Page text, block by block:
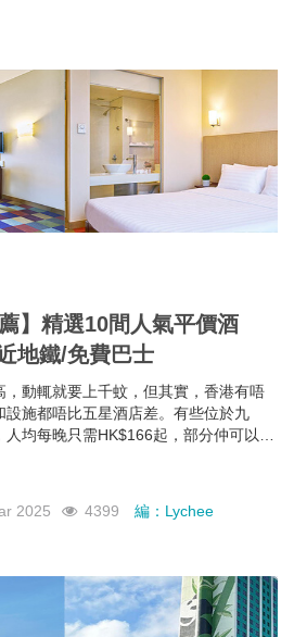
】精選10間人氣平價酒
地鐵/免費巴士
動輒就要上千蚊，但其實，香港有唔
設施都唔比五星酒店差。有些位於九
均每晚只需HK$166起，部分仲可以欣
2025 4399 編：Lychee